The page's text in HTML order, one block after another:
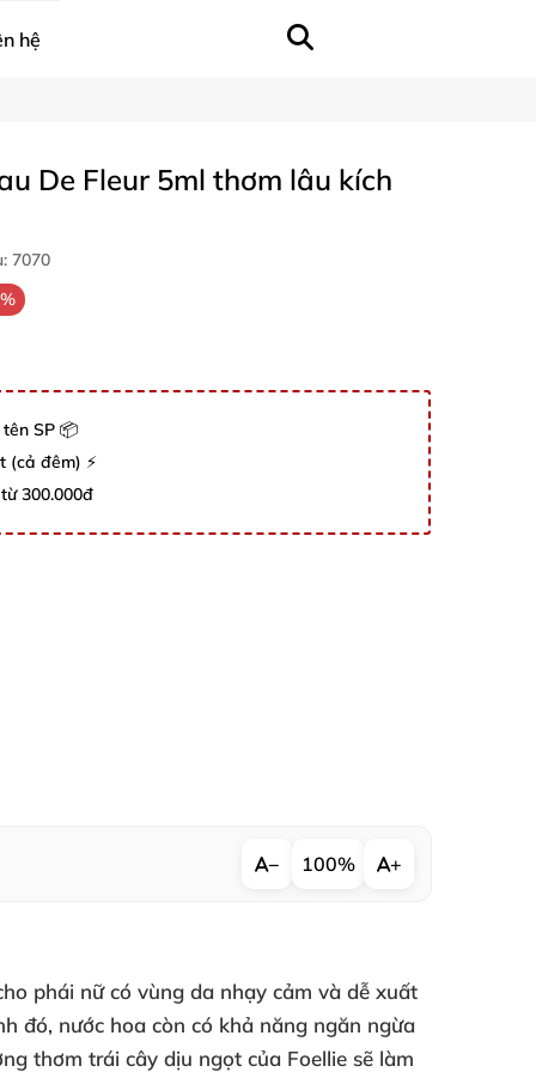
hệ
De Fleur 5ml thơm lâu kích
7070
SP 📦
(cả đêm) ⚡
300.000đ
− 100% +
phái nữ có vùng da nhạy cảm và dễ xuất
đó, nước hoa còn có khả năng ngăn ngừa
thơm trái cây dịu ngọt của Foellie sẽ làm